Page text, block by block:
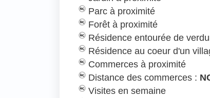
Parc à proximité
Forêt à proximité
Résidence entourée de
Résidence au coeur d'un
Commerces à proximité
Distance des commerces :
Visites en semaine